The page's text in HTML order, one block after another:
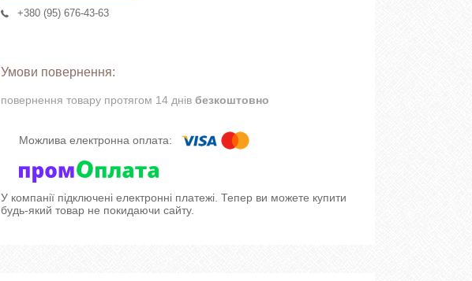
+380 (95) 676-43-63
повернення товару протягом 14 днів безкоштовно
У компанії підключені електронні платежі. Тепер ви можете купити
будь-який товар не покидаючи сайту.